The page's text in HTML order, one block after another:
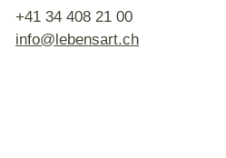
+41 34 408 21 00
nf
l b ns rt ch